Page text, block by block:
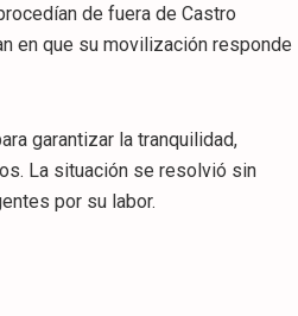
de fuera de Castro
en que su movilización responde
garantizar la tranquilidad,
La situación se resolvió sin
por su labor.